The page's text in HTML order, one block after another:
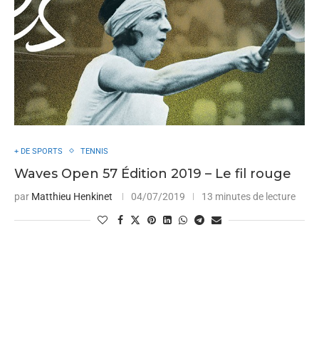
+ DE SPORTS TENNIS
Waves Open 57 Édition 2019 – Le fil rouge
par Matthieu Henkinet 04/07/2019 13 minutes de lecture